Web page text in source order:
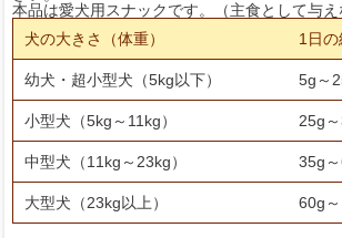
本品は愛犬用スナックです。（主食として与え
犬の大きさ（体重）
1日
幼犬・超小型犬（5kg以下） 5g～
小型犬（5kg～11kg） 25g
中型犬（11kg～23kg） 35g
大型犬（23kg以上） 60g